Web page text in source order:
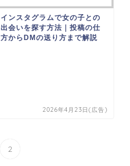
インスタグラムで女の子との
出会いを探す方法｜投稿の仕
方からDMの送り方まで解説
2026年4月23日(広告)
2